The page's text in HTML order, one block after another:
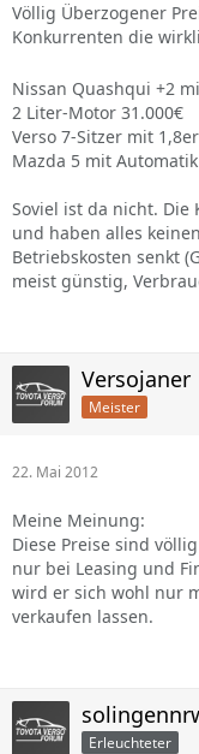
Völlig Überzogener
Konkurrenten die
Nissan Quashqui +2
2 Liter-Motor 31.000€
Verso 7-Sitzer mit
Mazda 5 mit
Soviel ist da nicht.
und haben alles
Betriebskosten senkt
meist günstig,
Versojaner
Meister
22. Mai 2012
Meine Meinung:
Diese Preise sind
nur bei Leasing und
wird er sich wohl nur
verkaufen lassen.
Erleuchteter